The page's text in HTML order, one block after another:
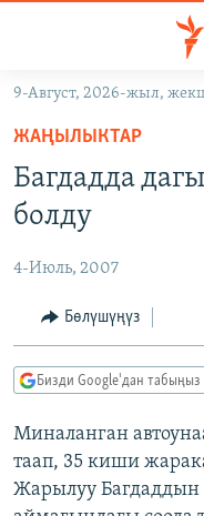
Навигацияга
өтүңүз
Издөөгө
салыңыз
ЭКОНОМИКА
МАДАНИЯТ
ДҮЙНӨ
БОРБОР АЗИЯ
УКРАИНА
АТАЙЫН ИЛИКТӨӨ
ТВ ПРОГРАММАЛАР
ЭКСПЕРТТЕР ТАЛДАЙТ
БИЗ ЖАНА ДҮЙНӨ
ӨЗГӨЧӨ ПИКИР
Русский
9-Август, 2026-жыл,
ЖАҢЫЛЫКТАР
Багдадда
болду
4-Июль, 2007
Бөлүшүңүз
Бизди Google'дан табыңыз
Миналанган
таап, 35 киши
Жарылуу